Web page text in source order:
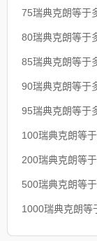
75瑞典克朗等于
80瑞典克朗等于
85瑞典克朗等于
90瑞典克朗等于
95瑞典克朗等于
100瑞典克朗等
200瑞典克朗等
500瑞典克朗等
1000瑞典克朗等